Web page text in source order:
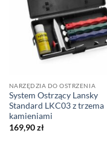
NARZĘDZIA DO OSTRZENIA
System Ostrzący Lansky
Standard LKC03 z trzema
kamieniami
169,90zł